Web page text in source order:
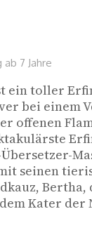
7 Jahre
ein toller
bei einem
offenen
seinen
Bertha,
Kater der